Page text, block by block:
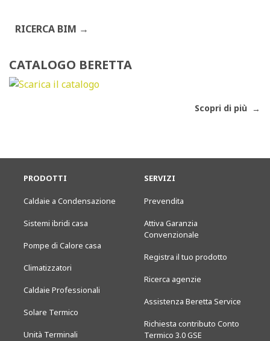
RICERCA BIM
CATALOGO BERETTA
Scopri di più
PRODOTTI
Caldaie a Condensazione
Sistemi ibridi casa
Pompe di Calore casa
Climatizzatori
Caldaie Professionali
Solare Termico
Unità Terminali
SERVIZI
Prevendita
Attiva Garanzia
Convenzionale
Registra il tuo prodotto
Ricerca agenzie
Assistenza Beretta Service
Richiesta contributo Conto
Termico 3.0 GSE